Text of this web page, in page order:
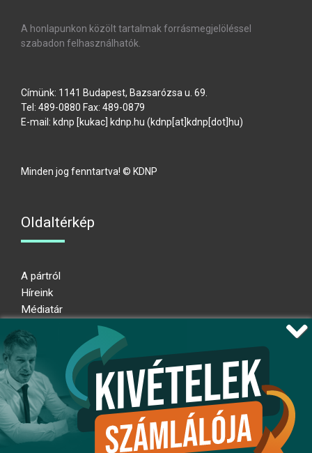
A honlapunkon közölt tartalmak forrásmegjelöléssel
szabadon felhasználhatók.
Címünk: 1141 Budapest, Bazsarózsa u. 69.
Tel: 489-0880 Fax: 489-0879
E-mail: kdnp [kukac] kdnp hu (kdnp[at]kdnp[dot]hu)
Minden jog fenntartva! © KDNP
Oldaltérkép
A pártról
Híreink
Médiatár
Adatkezelési nyilatkozat
Átláthatósági nyilatkozat
Ugrás az oldal tetejére
Kövessen minket!